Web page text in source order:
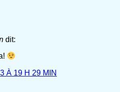
dit:
À 19 H 29 MIN